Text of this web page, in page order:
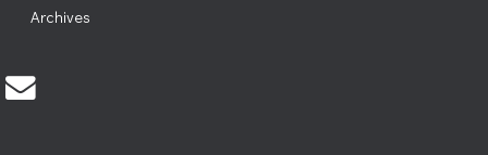
Archives